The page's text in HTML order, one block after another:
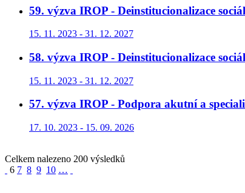
59. výzva IROP - Deinstitucionalizace
15. 11. 2023 - 31. 12. 2027
58. výzva IROP - Deinstitucionalizace
15. 11. 2023 - 31. 12. 2027
57. výzva IROP - Podpora akutní a
17. 10. 2023 - 15. 09. 2026
Celkem nalezeno 200 výsledků
6 7 8 9 10 …